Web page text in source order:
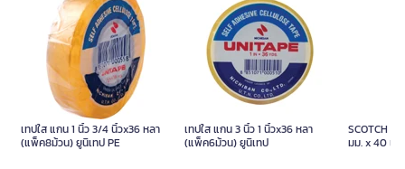
เทปใส แกน 1 นิ้ว 3/4 นิ้วx36 หลา
(แพ็ค8ม้วน) ยูนิเทป PE
เทปใส แกน 3 นิ้ว 1 นิ้วx36 หลา
(แพ็ค6ม้วน) ยูนิเทป
SCOTCH เ
มม. x 40 เม